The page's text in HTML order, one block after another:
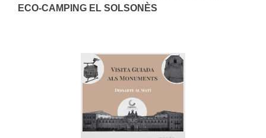
ECO-CAMPING EL SOLSONÈS